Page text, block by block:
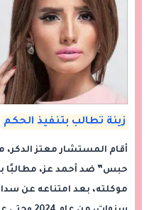
زينة تطالب بتنفيذ الحكم
أقام المستشار معتز الدكر،
حبس” ضد أحمد عز، مطالبًا
موكلته، بعد امتناعه عن